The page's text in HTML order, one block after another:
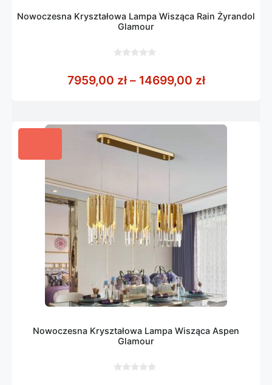
Nowoczesna Kryształowa Lampa Wisząca Rain Żyrandol
Glamour
5
7959,00 zł – 14699,00 złZakres
Nowoczesna Kryształowa Lampa Wisząca Aspen
Glamour